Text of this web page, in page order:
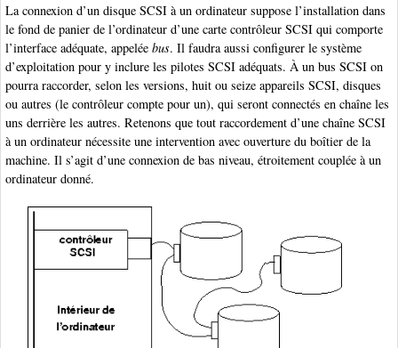
La connexion d’un disque SCSI à un ordinateur suppose l’installation dans
le fond de panier de l’ordinateur d’une carte contrôleur SCSI qui comporte
l’interface adéquate, appelée bus. Il faudra aussi configurer le système
d’exploitation pour y inclure les pilotes SCSI adéquats. À un bus SCSI on
pourra raccorder, selon les versions, huit ou seize appareils SCSI, disques
ou autres (le contrôleur compte pour un), qui seront connectés en chaîne les
uns derrière les autres. Retenons que tout raccordement d’une chaîne SCSI
à un ordinateur nécessite une intervention avec ouverture du boîtier de la
machine. Il s’agit d’une connexion de bas niveau, étroitement couplée à un
ordinateur donné.